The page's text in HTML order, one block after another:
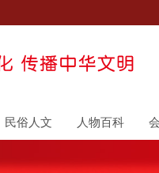
民俗人文 人物百科